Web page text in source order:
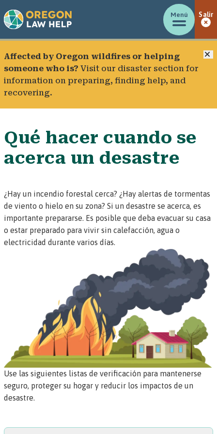
Menú Salir
Affected by Oregon wildfires or helping
someone who is? Visit our disaster section for
information on preparing, finding help, and
recovering.
Qué hacer cuando se
acerca un desastre
¿Hay un incendio forestal cerca? ¿Hay alertas de tormentas
de viento o hielo en su zona? Si un desastre se acerca, es
importante prepararse. Es posible que deba evacuar su casa
o estar preparado para vivir sin calefacción, agua o
electricidad durante varios días.
Use las siguientes listas de verificación para mantenerse
seguro, proteger su hogar y reducir los impactos de un
desastre.